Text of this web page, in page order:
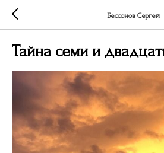
Бессонов Сергей
Тайна семи и